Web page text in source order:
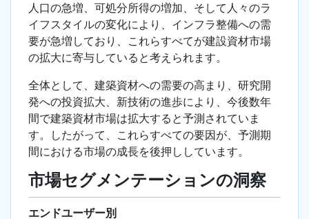
人口の急増、可処分所得の増加、そして人々のラ
イフスタイルの変化により、インフラ整備への需
要が急増しており、これらすべてが建設資材市場
の拡大に寄与していると考えられます。
全体として、建築資材への需要の高まり、研究開
発への投資拡大、新技術の進歩により、今後数年
間で建築資材市場は拡大すると予測されていま
す。したがって、これらすべての要因が、予測期
間における市場の成長を後押ししています。
市場セグメンテーションの洞察
エンドユーザー別